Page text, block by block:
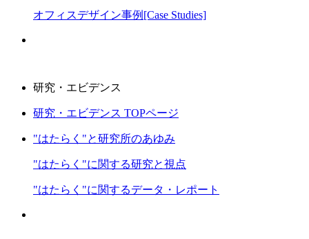
オフィスデザイン事例[Case Studies]
研究・エビデンス
研究・エビデンス TOPページ
"はたらく"と研究所のあゆみ
"はたらく"に関する研究と視点
"はたらく"に関するデータ・レポート